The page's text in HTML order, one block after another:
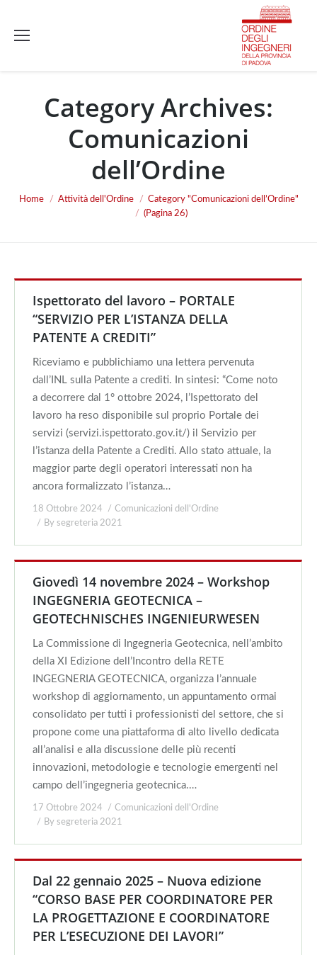
Category Archives:
Comunicazioni
dell’Ordine
You are here:
Home Attività dell'Ordine
Category "Comunicazioni dell’Ordine"
(Pagina 26)
Ispettorato del lavoro – PORTALE
“SERVIZIO PER L’ISTANZA DELLA
PATENTE A CREDITI”
Riceviamo e pubblichiamo una lettera pervenuta
dall’INL sulla Patente a crediti. In sintesi: “Come noto
a decorrere dal 1° ottobre 2024, l’Ispettorato del
lavoro ha reso disponibile sul proprio Portale dei
servizi (servizi.ispettorato.gov.it/) il Servizio per
l’istanza della Patente a Crediti. Allo stato attuale, la
maggior parte degli operatori interessati non ha
ancora formalizzato l’istanza…
18 Ottobre 2024
Comunicazioni dell'Ordine
By segreteria 2021
Giovedì 14 novembre 2024 – Workshop
INGEGNERIA GEOTECNICA –
GEOTECHNISCHES INGENIEURWESEN
La Commissione di Ingegneria Geotecnica, nell’ambito
della XI Edizione dell’Incontro della RETE
INGEGNERIA GEOTECNICA, organizza l’annuale
workshop di aggiornamento, un appuntamento ormai
consolidato per tutti i professionisti del settore, che si
propone come una piattaforma di alto livello dedicata
all’analisi e alla discussione delle più recenti
innovazioni, metodologie e tecnologie emergenti nel
campo dell’ingegneria geotecnica.…
17 Ottobre 2024
Comunicazioni dell'Ordine
By segreteria 2021
Dal 22 gennaio 2025 – Nuova edizione
“CORSO BASE PER COORDINATORE PER
LA PROGETTAZIONE E COORDINATORE
PER L’ESECUZIONE DEI LAVORI”